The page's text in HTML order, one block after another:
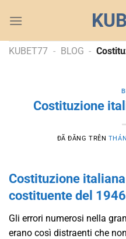
đến
dungKUBET77 - BLOG -
Costituzione
ĐÃ ĐĂNG TRÊN
Costituzione
costituente del
Gli errori numerosi nella
erano così distraenti che